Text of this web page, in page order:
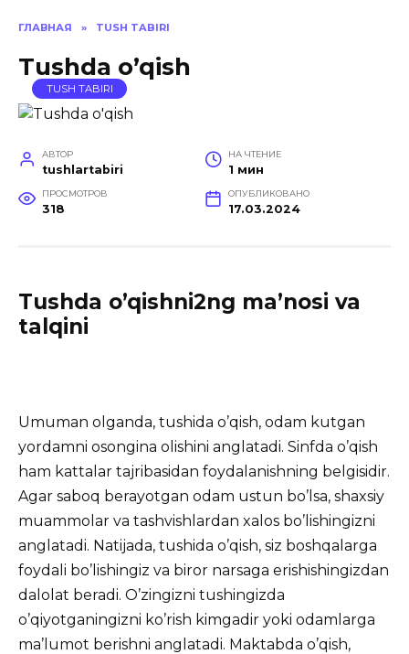
ГЛАВНАЯ » TUSH TABIRI
Tushda o’qish
TUSH TABIRI
АВТОР
tushlartabiri
НА ЧТЕНИЕ
1 мин
ПРОСМОТРОВ
318
ОПУБЛИКОВАНО
17.03.2024
Tushda o’qishni2ng ma’nosi va
talqini
Umuman olganda, tushida o’qish, odam kutgan
yordamni osongina olishini anglatadi. Sinfda o’qish
ham kattalar tajribasidan foydalanishning belgisidir.
Agar saboq berayotgan odam ustun bo’lsa, shaxsiy
muammolar va tashvishlardan xalos bo’lishingizni
anglatadi. Natijada, tushida o’qish, siz boshqalarga
foydali bo’lishingiz va biror narsaga erishishingizdan
dalolat beradi. O’zingizni tushingizda
o’qiyotganingizni ko’rish kimgadir yoki odamlarga
ma’lumot berishni anglatadi. Maktabda o’qish,